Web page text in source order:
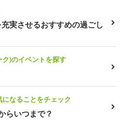
実させるおすすめの過ごし
)のイベントを探す
なることをチェック
らいつまで？